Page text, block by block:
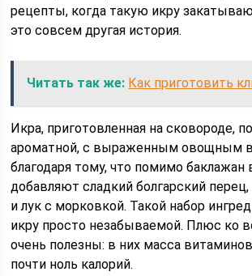
рецепты, когда такую икру
это совсем другая история.
Читать так же: Как приготовить
Икра, приготовленная на сковороде,
ароматной, с выраженным овощным
благодаря тому, что помимо баклажан
добавляют сладкий болгарский
и лук с морковкой. Такой набор
икру просто незабываемой. Плюс ко
очень полезны: в них масса
почти ноль калорий.